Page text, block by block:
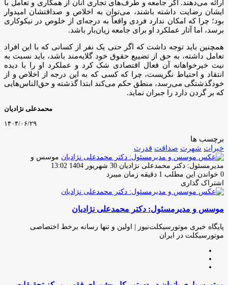
ارائه می‌دهند. اگر جامعه و طرف‌های تجاری آنان از همکاری و تعامل با
ایشان رضایت داشته باشند، می‌توان به اخلاص و صداقتشان امیدوار
بود؛ چرا که امکان ندارد فردی واقعاً به درجه‌ای از خلوص در نیکوکاری
برسد، اما آثار عملکرد او برای جامعه زیان‌بار باشد.
همچنین باید توجه داشت که اگر حتی یک نفر از کسانی که با این افراد
تعامل داشته، به حق از تضییع حقوق خود گلایه‌مند باشد، باید نسبت به
نیت خیرخواهانه آن فعال اقتصادی شک کرد و عملکرد او را با دیده
انتقاد و احتیاط نگریست، چرا که کسی که به این درجه از اخلاص و از
خودگذشتگی می‌رسد، منطق حکم می‌کند ابتدا گذشته و حق‌الناس‌هایی
که بر گردن دارد را جبران نماید.
محمدعلی نژادیان
۱۴۰۴/۰۶/۲۹
برچسب ها
خیرات شهرت صداقت قدرت
موسس و
مدیرمسئول: دکتر محمدعلی نژادیان ارسال
ایمیل
30 شهریور 1404 13:02
0 خواندن این مطلب 1 دقیقه زمان میبرد
اشتراک گذاری
فیس
توئیتر
لینکدین
واتس
تلگرام
اشتراک
از
ایمیل
چاپ
موسس و مدیرمسئول: دکتر محمدعلی نژادیان
پایگاه خبری موتورسیکلت‌نیوز | اولین و تنها رسانه برخط اختصاصی
موتورسیکلت در ایران